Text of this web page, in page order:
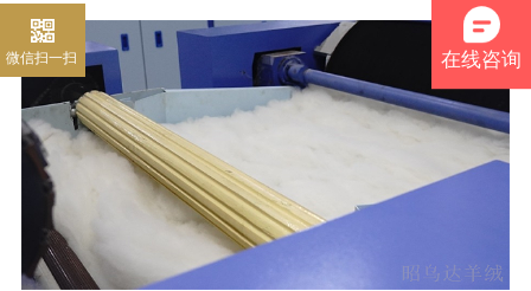
微信扫一扫 在线咨询